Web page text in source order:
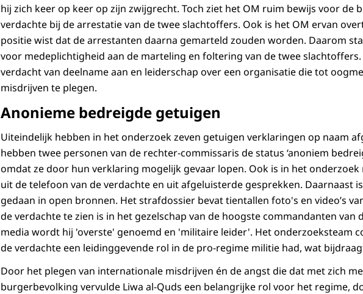
hij zich keer op keer op zijn zwijgrecht. Toch ziet het OM ruim bewijs voor de
verdachte bij de arrestatie van de twee slachtoffers. Ook is het OM ervan
positie wist dat de arrestanten daarna gemarteld zouden worden. Daarom
voor medeplichtigheid aan de marteling en foltering van de twee
verdacht van deelname aan en leiderschap over een organisatie die tot
misdrijven te plegen.
Anonieme bedreigde getuigen
Uiteindelijk hebben in het onderzoek zeven getuigen verklaringen op naam
hebben twee personen van de rechter-commissaris de status ‘anoniem
omdat ze door hun verklaring mogelijk gevaar lopen. Ook is in het
uit de telefoon van de verdachte en uit afgeluisterde gesprekken. Daarnaast
gedaan in open bronnen. Het strafdossier bevat tientallen foto's en video’s
de verdachte te zien is in het gezelschap van de hoogste commandanten van
media wordt hij 'overste' genoemd en 'militaire leider'. Het onderzoeksteam
de verdachte een leidinggevende rol in de pro-regime militie had, wat
Door het plegen van internationale misdrijven én de angst die dat met zich
burgerbevolking vervulde Liwa al-Quds een belangrijke rol voor het regime,